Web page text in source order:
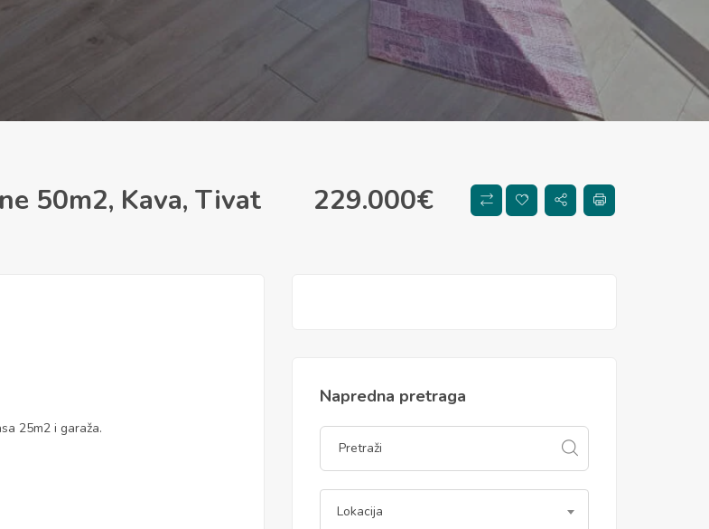
50m2, Kava, Tivat 229.000€
25m2 i garaža.
Napredna pretraga
Lokacija